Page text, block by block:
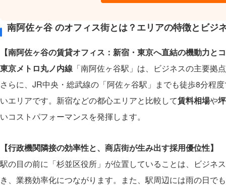
南阿佐ヶ谷 のオフィス街とは？エリアの特徴とビジ
【南阿佐ヶ谷の賃貸オフィス：新宿・東京へ直結の機動力と
東京メトロ丸ノ内線 「南阿佐ヶ谷駅」は、ビジネスの主要拠
さらに、JR中央・総武線の「阿佐ヶ谷駅」までも徒歩8分程
いエリアです。新宿などの都心エリアと比較して賃料相場や
いコストパフォーマンスを発揮します。
【行政機関隣接の効率性と、商店街が生み出す採用優位性】
駅の目の前に「杉並区役所」が位置していることは、ビジネ
き、業務効率化につながります。また、駅周辺には雨の日で